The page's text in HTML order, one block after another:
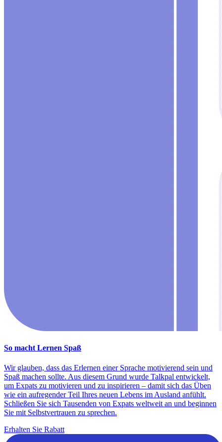
So macht Lernen Spaß
Wir glauben, dass das Erlernen einer Sprache motivierend sein und
Spaß machen sollte. Aus diesem Grund wurde Talkpal entwickelt,
um Expats zu motivieren und zu inspirieren – damit sich das Üben
wie ein aufregender Teil Ihres neuen Lebens im Ausland anfühlt.
Schließen Sie sich Tausenden von Expats weltweit an und beginnen
Sie mit Selbstvertrauen zu sprechen.
Erhalten Sie Rabatt